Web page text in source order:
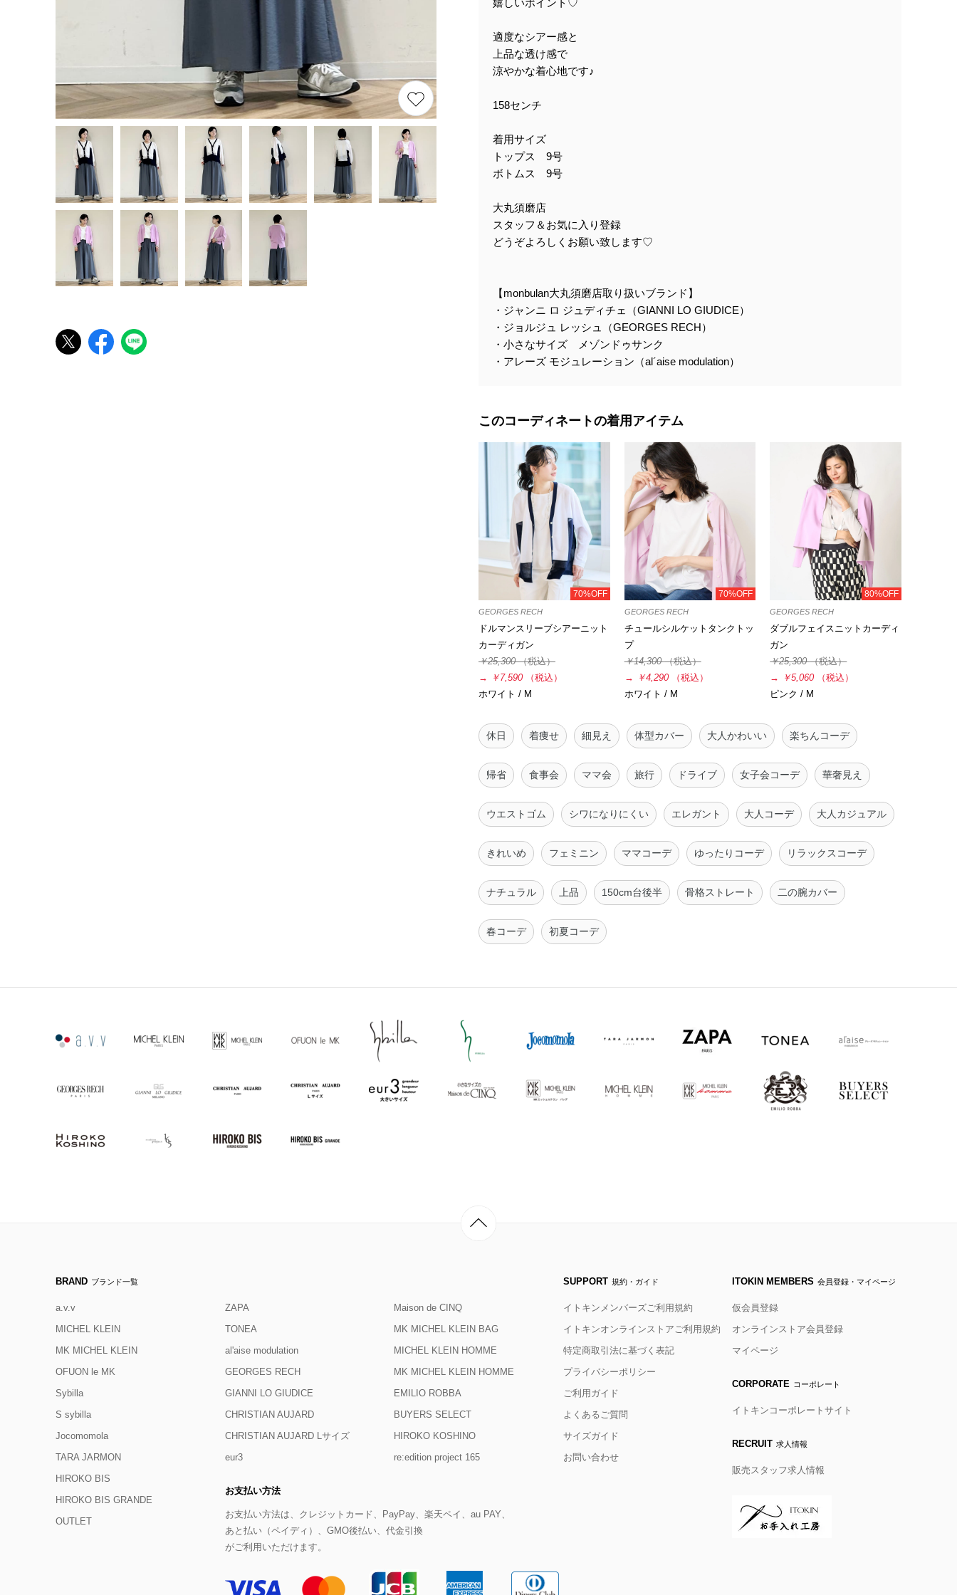
嬉しいポイント♡
適度なシアー感と
上品な透け感で
涼やかな着心地です♪
158センチ
着用サイズ
トップス 9号
ボトムス 9号
大丸須磨店
スタッフ＆お気に入り登録
どうぞよろしくお願い致します♡
【monbulan大丸須磨店取り扱いブランド】
・ジャンニ ロ ジュディチェ（GIANNI LO GIUDICE）
・ジョルジュ レッシュ（GEORGES RECH）
・小さなサイズ メゾンドゥサンク
・アレーズ モジュレーション（al´aise modulation）
このコーディネートの着用アイテム
70%OFF
GEORGES RECH
ドルマンスリーブシアーニット
カーディガン
￥25,300（税込）
→
￥7,590
（税込）
ホワイト / M
70%OFF
GEORGES RECH
チュールシルケットタンクトッ
プ
￥14,300（税込）
→
￥4,290
（税込）
ホワイト / M
80%OFF
GEORGES RECH
ダブルフェイスニットカーディ
ガン
￥25,300（税込）
→
￥5,060
（税込）
ピンク / M
休日 着痩せ 細見え 体型カバー 大人かわいい 楽ちんコーデ
帰省 食事会 ママ会 旅行 ドライブ 女子会コーデ 華奢見え
ウエストゴム シワになりにくい エレガント 大人コーデ 大人カジュアル
きれいめ フェミニン ママコーデ ゆったりコーデ リラックスコーデ
ナチュラル 上品 150cm台後半 骨格ストレート 二の腕カバー
春コーデ 初夏コーデ
BRAND ブランド一覧
a.v.v
MICHEL KLEIN
MK MICHEL KLEIN
OFUON le MK
Sybilla
S sybilla
Jocomomola
TARA JARMON
ZAPA
TONEA
al'aise modulation
GEORGES RECH
GIANNI LO GIUDICE
CHRISTIAN AUJARD
CHRISTIAN AUJARD Lサイズ
eur3
Maison de CINQ
MK MICHEL KLEIN BAG
MICHEL KLEIN HOMME
MK MICHEL KLEIN HOMME
EMILIO ROBBA
BUYERS SELECT
HIROKO KOSHINO
re:edition project 165
HIROKO BIS
HIROKO BIS GRANDE
OUTLET
お支払い方法
お支払い方法は、クレジットカード、PayPay、楽天ペイ、au PAY、
あと払い（ペイディ）、GMO後払い、代金引換
がご利用いただけます。
SUPPORT 規約・ガイド
イトキンメンバーズご利用規約
イトキンオンラインストアご利用規約
特定商取引法に基づく表記
プライバシーポリシー
ご利用ガイド
よくあるご質問
サイズガイド
お問い合わせ
ITOKIN MEMBERS 会員登録・マイページ
仮会員登録
オンラインストア会員登録
マイページ
CORPORATE コーポレート
イトキンコーポレートサイト
RECRUIT 求人情報
販売スタッフ求人情報